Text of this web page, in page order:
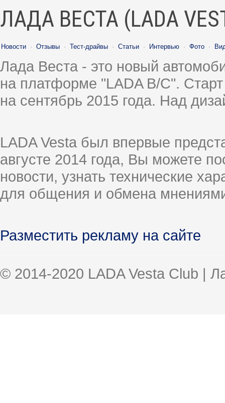
ЛАДА ВЕСТА (LADA
Новости · Отзывы · Тест-драйвы · Статьи · Интервью · Фото ·
Лада Веста - это новый
на платформе "LADA B/C".
на сентябрь 2015 года. Над
LADA Vesta был впервые
августе 2014 года, Вы можете
новости, узнать технические
для общения и обмена
Разместить рекламу на сайте
© 2014-2020 LADA Vesta Club |